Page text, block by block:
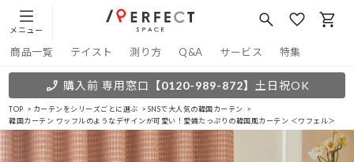
メニュー
商品一覧 テイスト 測り方 Q&A サービス 特集
購入前 専用窓口 【0120-989-872】 土日祝OK
TOP カーテンをシリーズごとに選ぶ
SNSで大人気の韓国カーテン
韓国カーテン ワッフルのようなデザインが可愛い！愛嬌たっぷりの韓国風カーテン ＜ワフェル＞